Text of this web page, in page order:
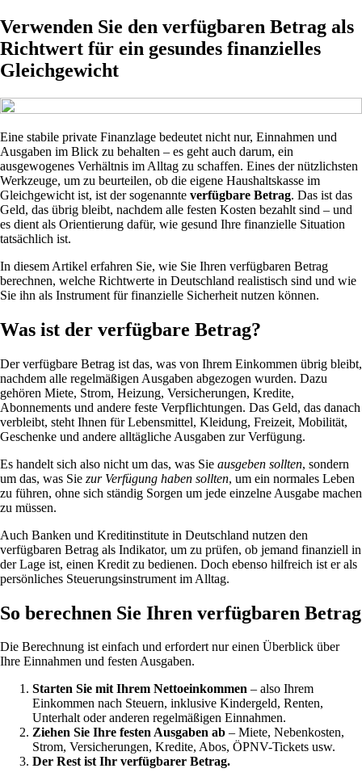
Verwenden Sie den verfügbaren Betrag als
Richtwert für ein gesundes finanzielles
Gleichgewicht
Eine stabile private Finanzlage bedeutet nicht nur, Einnahmen und
Ausgaben im Blick zu behalten – es geht auch darum, ein
ausgewogenes Verhältnis im Alltag zu schaffen. Eines der nützlichsten
Werkzeuge, um zu beurteilen, ob die eigene Haushaltskasse im
Gleichgewicht ist, ist der sogenannte verfügbare Betrag. Das ist das
Geld, das übrig bleibt, nachdem alle festen Kosten bezahlt sind – und
es dient als Orientierung dafür, wie gesund Ihre finanzielle Situation
tatsächlich ist.
In diesem Artikel erfahren Sie, wie Sie Ihren verfügbaren Betrag
berechnen, welche Richtwerte in Deutschland realistisch sind und wie
Sie ihn als Instrument für finanzielle Sicherheit nutzen können.
Was ist der verfügbare Betrag?
Der verfügbare Betrag ist das, was von Ihrem Einkommen übrig bleibt,
nachdem alle regelmäßigen Ausgaben abgezogen wurden. Dazu
gehören Miete, Strom, Heizung, Versicherungen, Kredite,
Abonnements und andere feste Verpflichtungen. Das Geld, das danach
verbleibt, steht Ihnen für Lebensmittel, Kleidung, Freizeit, Mobilität,
Geschenke und andere alltägliche Ausgaben zur Verfügung.
Es handelt sich also nicht um das, was Sie ausgeben sollten, sondern
um das, was Sie zur Verfügung haben sollten, um ein normales Leben
zu führen, ohne sich ständig Sorgen um jede einzelne Ausgabe machen
zu müssen.
Auch Banken und Kreditinstitute in Deutschland nutzen den
verfügbaren Betrag als Indikator, um zu prüfen, ob jemand finanziell in
der Lage ist, einen Kredit zu bedienen. Doch ebenso hilfreich ist er als
persönliches Steuerungsinstrument im Alltag.
So berechnen Sie Ihren verfügbaren Betrag
Die Berechnung ist einfach und erfordert nur einen Überblick über
Ihre Einnahmen und festen Ausgaben.
Starten Sie mit Ihrem Nettoeinkommen – also Ihrem
Einkommen nach Steuern, inklusive Kindergeld, Renten,
Unterhalt oder anderen regelmäßigen Einnahmen.
Ziehen Sie Ihre festen Ausgaben ab – Miete, Nebenkosten,
Strom, Versicherungen, Kredite, Abos, ÖPNV-Tickets usw.
Der Rest ist Ihr verfügbarer Betrag.